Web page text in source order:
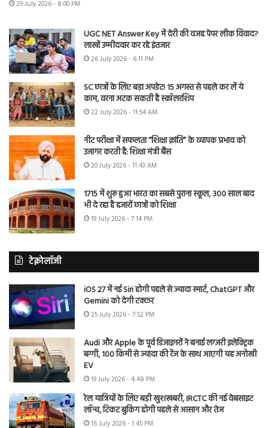
29 July 2026 - 8:00 PM
UGC NET Answer Key में देरी की वजह पेपर लीक विवाद?
लाखों उम्मीदवार कर रहे इंतजार
26 July 2026 - 6:11 PM
SC छात्रों के लिए बड़ा अपडेट! 15 अगस्त से पहले कर लें ये
काम, वरना अटक सकती है स्कॉलरशिप
22 July 2026 - 11:54 AM
नीट परीक्षा में सफलता “शिक्षा क्रांति” के व्यापक प्रभाव को
उजागर करती है: शिक्षा मंत्री बैंस
20 July 2026 - 11:43 AM
1715 में शुरू हुआ भारत का सबसे पुराना स्कूल, 300 साल बाद
भी दे रहा है हजारों छात्रों को शिक्षा
19 July 2026 - 7:14 PM
टेक्नोलॉजी
iOS 27 में नई Siri होगी पहले से ज्यादा स्मार्ट, ChatGPT और
Gemini को देगी टक्कर
25 July 2026 - 7:52 PM
Audi और Apple के पूर्व डिजाइनरों ने बनाई लग्जरी इलेक्ट्रिक
बग्गी, 100 किमी से ज्यादा की रेंज के साथ आएगी यह अनोखी
EV
19 July 2026 - 4:48 PM
रेल यात्रियों के लिए बड़ी खुशखबरी, IRCTC की नई वेबसाइट
लॉन्च, टिकट बुकिंग होगी पहले से आसान और तेज
16 July 2026 - 1:45 PM